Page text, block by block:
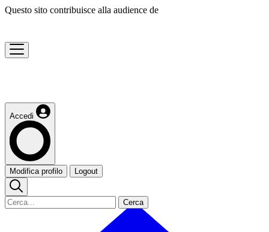
Questo sito contribuisce alla audience de
Accedi
Modifica profilo Logout
Cerca